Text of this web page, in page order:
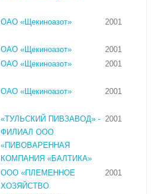
ОАО «Щекиноазот» 2001
ОАО «Щекиноазот»
2001
ОАО «Щекиноазот» 2001
ОАО «Щекиноазот» 2001
«ТУЛЬСКИЙ ПИВЗАВОД» -
ФИЛИАЛ ООО
«ПИВОВАРЕННАЯ
КОМПАНИЯ «БАЛТИКА»
2001
ООО «ПЛЕМЕННОЕ
ХОЗЯЙСТВО
2001